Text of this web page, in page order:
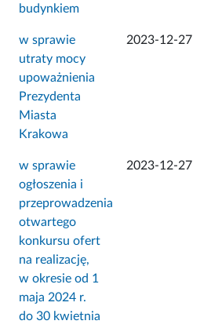
budynkiem
w sprawie
utraty mocy
upoważnienia
Prezydenta
Miasta
Krakowa
2023-12-27
w sprawie
ogłoszenia i
przeprowadzenia
otwartego
konkursu ofert
na realizację,
w okresie od 1
maja 2024 r.
do 30 kwietnia
2023-12-27